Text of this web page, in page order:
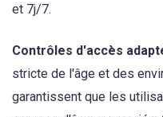
et 7j/7.
Contrôles d'accès
stricte de l'âge et des
garantissent que les